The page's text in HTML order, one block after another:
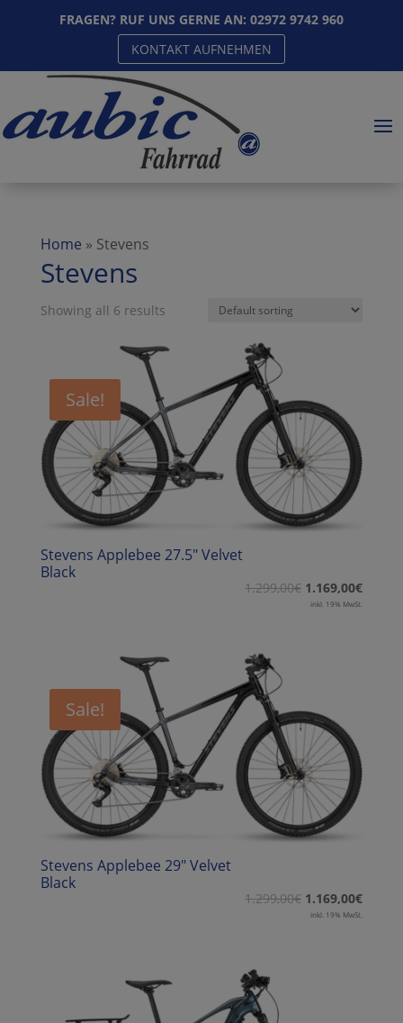
FRAGEN? RUF UNS GERNE AN: 02972 9742 960
KONTAKT AUFNEHMEN
Home » Stevens
Stevens
Showing all 6 results
Sale!
Stevens Applebee 27.5″ Velvet
Black
1.299,00€ 1.169,00€
inkl. 19% MwSt.
Sale!
Stevens Applebee 29″ Velvet
Black
1.299,00€ 1.169,00€
inkl. 19% MwSt.